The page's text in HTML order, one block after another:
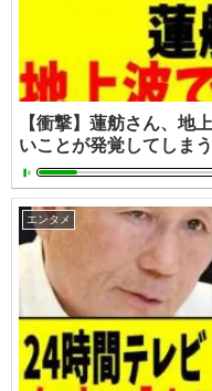
【衝撃】蓮舫さん、地
いことが発覚してしま
エンタメ